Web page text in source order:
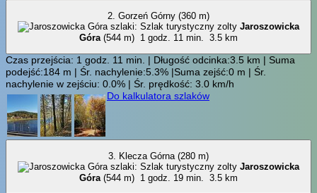
Jaroszowicka
Góra(544 m) 1 godz. 11 min. 3.5 km
Czas przejścia: 1 godz. 11 min. | Długość odcinka:3.5 km | Suma
podejść:184 m | Śr. nachylenie:5.3% |Suma zejść:0 m | Śr.
nachylenie w zejściu: 0.0% | Śr. prędkość: 3.0 km/h
Do kalkulatora szlaków
Jaroszowicka
Góra(544 m) 1 godz. 19 min. 3.5 km